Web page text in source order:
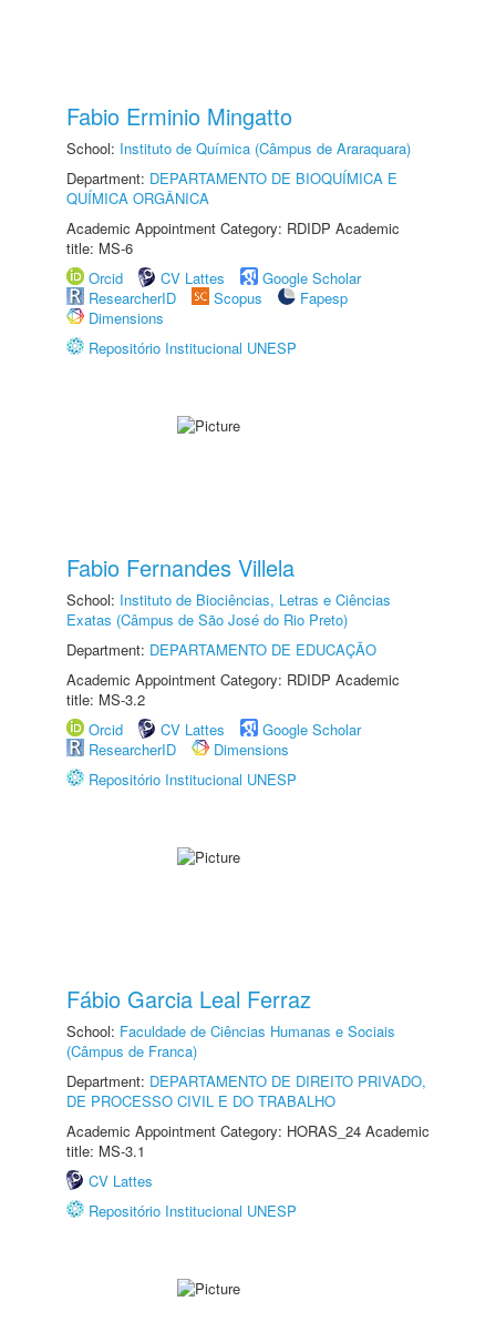
Fabio Erminio Mingatto
School: Instituto de Química (Câmpus de Araraquara)
Department: DEPARTAMENTO DE BIOQUÍMICA E
QUÍMICA ORGÂNICA
Academic Appointment Category: RDIDP Academic
title: MS-6
Orcid
CV Lattes
Google Scholar
ResearcherID
Scopus
Fapesp
Dimensions
Repositório Institucional UNESP
Fabio Fernandes Villela
School: Instituto de Biociências, Letras e Ciências
Exatas (Câmpus de São José do Rio Preto)
Department: DEPARTAMENTO DE EDUCAÇÃO
Academic Appointment Category: RDIDP Academic
title: MS-3.2
Orcid
CV Lattes
Google Scholar
ResearcherID
Dimensions
Repositório Institucional UNESP
Fábio Garcia Leal Ferraz
School: Faculdade de Ciências Humanas e Sociais
(Câmpus de Franca)
Department: DEPARTAMENTO DE DIREITO PRIVADO,
DE PROCESSO CIVIL E DO TRABALHO
Academic Appointment Category: HORAS_24 Academic
title: MS-3.1
CV Lattes
Repositório Institucional UNESP